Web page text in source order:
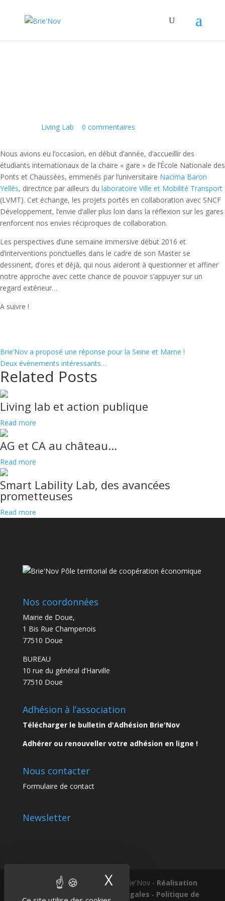
X Masquer le
Living Lab 0 commentaires
Nous avions eu l’occasion, en début d’année, d’accueillir des
étudiants internationaux de la chaire « gare » de l’École Nationale des
Ponts et Chaussées, emmenés par l’universitaire Nacima Baron
Yellès, directrice par ailleurs du laboratoire Ville et Mobilité Transport
(LVMT). Cet échange, les projets portés en collaboration avec SNCF
Développement, l’envie d’aller plus loin dans la réflexion sur les gares
renforcent nos envies réciproques de collaboration.
Les perspectives d’une semaine immersive début 2016 et
d’interventions ponctuelles dans le cadre de son Master se
dessinent, d’ores et déjà, qui nous aideront à questionner et affiner
notre approche avec cette chance de pouvoir s’appuyer sur un
regard extérieur…
A suivre !
Brie’Nov a proposé une réponse pour la Seine et Marne !
Deux évènements intéressants…
Related Posts
Living lab et action publique
Read more
AG et CA au château...
Read more
Smart Lability Lab, des avancées
prometteuses
Read more
Nos coordonnées
Mairie de Doue,
1 Bis Rue Champenois
77510 Doue
BUREAU
10 rue du général d’Harville
77510 Doue
Adhésion à l’association
Télécharger le bulletin d'Adhésion Brie'Nov
Adhérer ou renouveller votre adhésion en ligne !
Nous contacter
Formulaire de contact
Newsletter
Tous droits réservés © 2018 Brie'Nov - Réalisation
Mentions légales - Politique de